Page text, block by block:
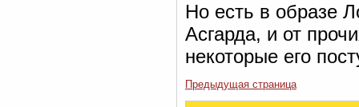
Но есть в образе
Асгарда, и от
некоторые его
Предыдущая страница